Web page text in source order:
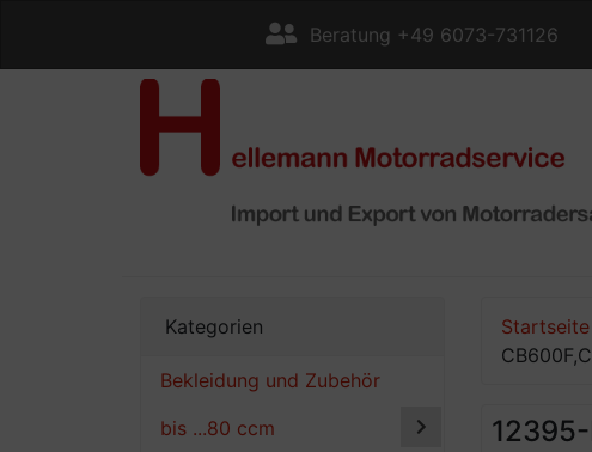
Beratung +49 6073-731126
Kategorien
Bekleidung und Zubehör
bis ...80 ccm
Startseite